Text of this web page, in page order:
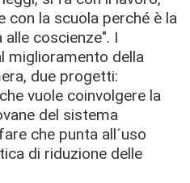
con la scuola perché è la
coscienze". I
miglioramento della
due progetti:
vuole coinvolgere la
del sistema
che punta all´uso
di riduzione delle